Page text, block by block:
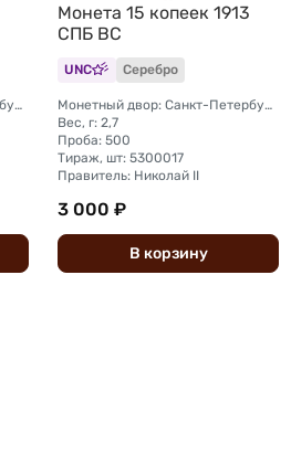
Монетный двор: Санкт-Петербургский монетный двор
Монета 15 копеек 1913
СПБ ВС
UNC Серебро
Монетный двор: Санкт-Петербургский монетный двор
Вес, г: 2,7
Проба: 500
Тираж, шт: 5300017
Правитель: Николай II
3 000 ₽
В корзину